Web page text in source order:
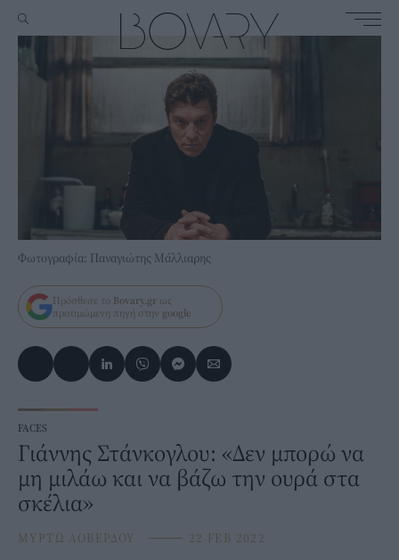
Φωτογραφία: Παναγιώτης Μάλλιαρης
Πρόσθεσε το Bovary.gr ως
προτιμώμενη πηγή στην google
FACES
Γιάννης Στάνκογλου: «Δεν μπορώ να
μη μιλάω και να βάζω την ουρά στα
σκέλια»
ΜΥΡΤΩ ΛΟΒΕΡΔΟΥ ⸻ 22 FEB 2022